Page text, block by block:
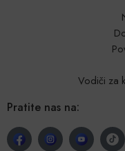
Vodiči za
Pratite nas na: